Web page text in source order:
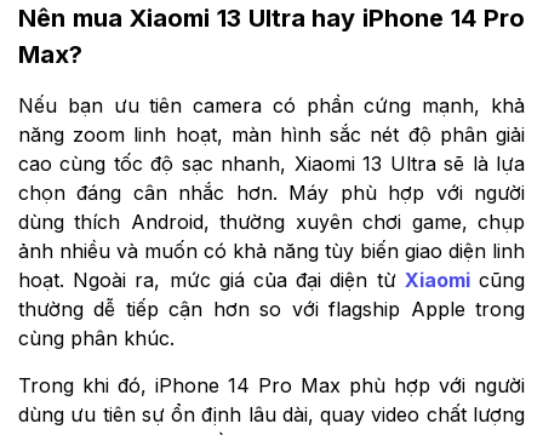
Nên mua Xiaomi 13 Ultra hay iPhone 14 Pro
Max?
Nếu bạn ưu tiên camera có phần cứng mạnh, khả
năng zoom linh hoạt, màn hình sắc nét độ phân giải
cao cùng tốc độ sạc nhanh, Xiaomi 13 Ultra sẽ là lựa
chọn đáng cân nhắc hơn. Máy phù hợp với người
dùng thích Android, thường xuyên chơi game, chụp
ảnh nhiều và muốn có khả năng tùy biến giao diện linh
hoạt. Ngoài ra, mức giá của đại diện từ Xiaomicũng
thường dễ tiếp cận hơn so với flagship Apple trong
cùng phân khúc.
Trong khi đó, iPhone 14 Pro Max phù hợp với người
dùng ưu tiên sự ổn định lâu dài, quay video chất lượng